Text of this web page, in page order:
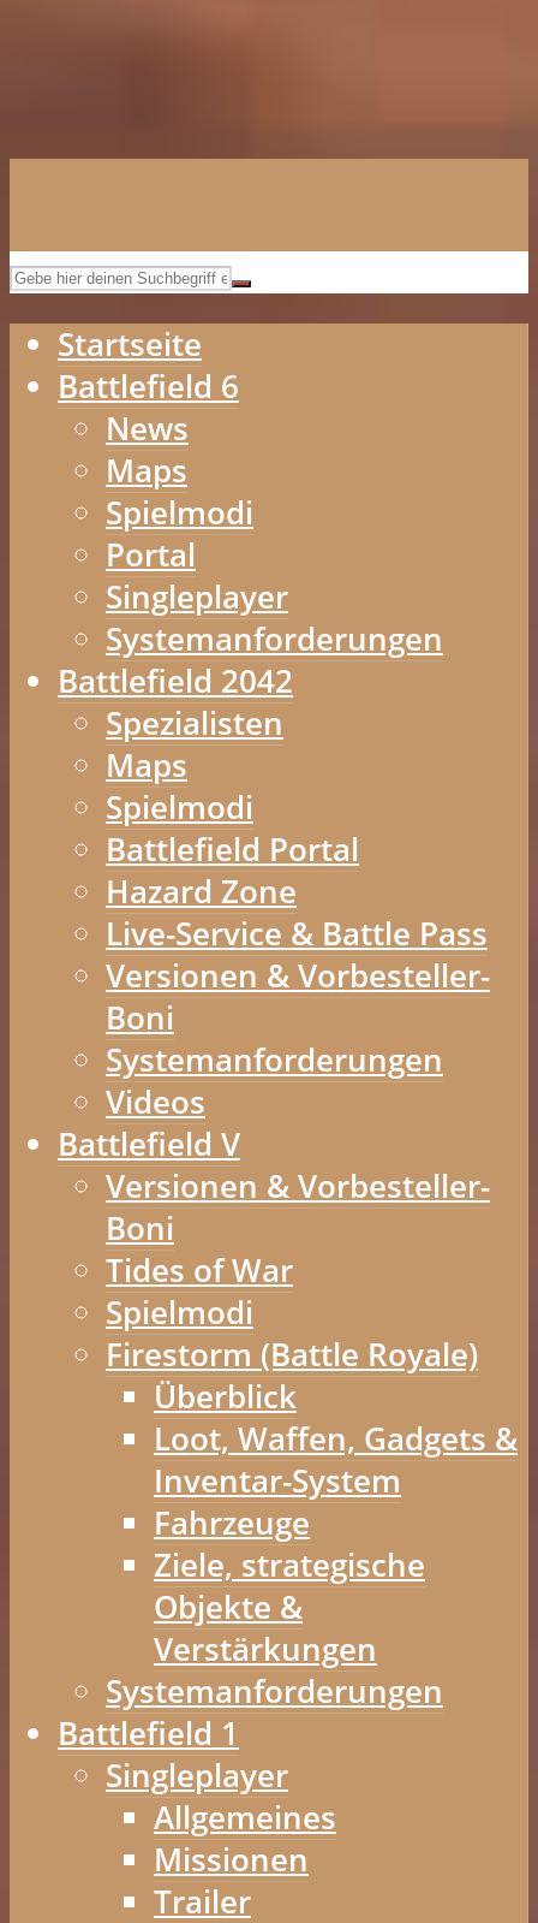
Startseite
Battlefield 6
News
Maps
Spielmodi
Portal
Singleplayer
Systemanforderungen
Battlefield 2042
Spezialisten
Maps
Spielmodi
Battlefield Portal
Hazard Zone
Live-Service & Battle Pass
Versionen & Vorbesteller-
Boni
Systemanforderungen
Videos
Battlefield V
Versionen & Vorbesteller-
Boni
Tides of War
Spielmodi
Firestorm (Battle Royale)
Überblick
Loot, Waffen, Gadgets &
Inventar-System
Fahrzeuge
Ziele, strategische
Objekte &
Verstärkungen
Systemanforderungen
Battlefield 1
Singleplayer
Allgemeines
Missionen
Trailer